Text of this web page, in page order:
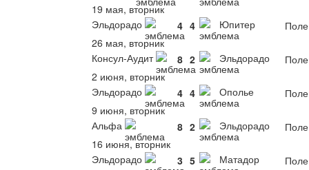
19 мая, вторник
Эльдорадо
4 4 Юпитер
26 мая, вторник
Консул-Аудит
8 2 Эльдорадо
Поле
2 июня, вторник
Эльдорадо
4 4 Ополье
Поле
9 июня, вторник
Альфа
8 2 Эльдорадо
16 июня, вторник
Эльдорадо
3 5 Матадор
Поле